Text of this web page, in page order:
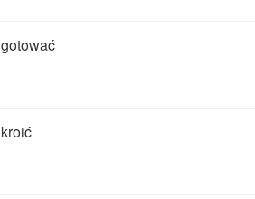
gotować
kroić